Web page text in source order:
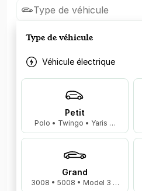
Type de véhicule
Type de véhicule
Véhicule électrique
Petit
Polo • Twingo • Yaris …
Grand
3008 • 5008 • Model 3 …